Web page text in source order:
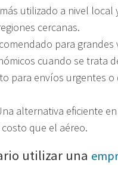
utilizado a nivel
cercanas.
para
cuando se trata
para envíos urgentes
alternativa eficiente
que el aéreo.
utilizar una